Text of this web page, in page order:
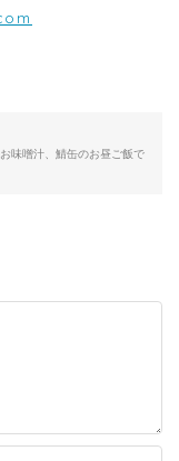
味噌汁、鯖缶のお昼ご飯で